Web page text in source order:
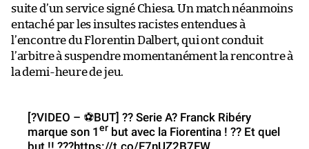
suite d’un service signé Chiesa. Un match néanmoins
entaché par les insultes racistes entendues à
l’encontre du Florentin Dalbert, qui ont conduit
l’arbitre à suspendre momentanément la rencontre à
la demi-heure de jeu.
[?️VIDEO – ⚽️BUT] ?? Serie A? Franck Ribéry
marque son 1er but avec la Fiorentina ! ?? Et quel